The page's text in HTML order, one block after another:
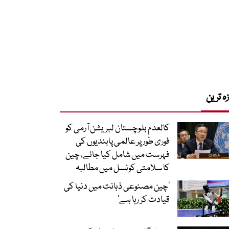
ترین
کالعدم بلوچستان لبریشن آرمی کو
فوری طور پر عالمی پابندیوں کی
فہرست میں شامل کیا جائے، چین
کا سلامتی کونسل میں مطالبہ
’چین مصنوعی ذہانت میں دنیا کی
قیادت کر رہا ہے‘